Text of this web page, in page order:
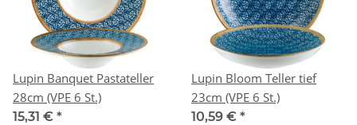
Lupin Banquet Pastateller
28cm (VPE 6 St.)
15,31 € *
Lupin Bloom Teller tief
23cm (VPE 6 St.)
10,59 € *